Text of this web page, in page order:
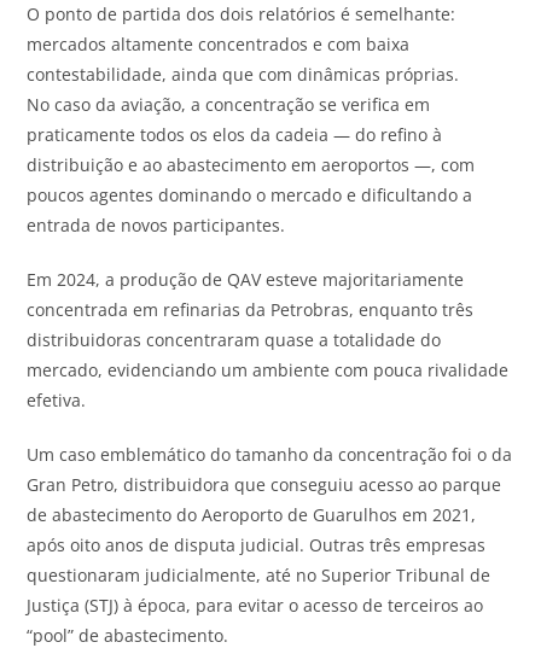
O ponto de partida dos dois relatórios é semelhante:
mercados altamente concentrados e com baixa
contestabilidade, ainda que com dinâmicas próprias.
No caso da aviação, a concentração se verifica em
praticamente todos os elos da cadeia — do refino à
distribuição e ao abastecimento em aeroportos —, com
poucos agentes dominando o mercado e dificultando a
entrada de novos participantes.
Em 2024, a produção de QAV esteve majoritariamente
concentrada em refinarias da Petrobras, enquanto três
distribuidoras concentraram quase a totalidade do
mercado, evidenciando um ambiente com pouca rivalidade
efetiva.
Um caso emblemático do tamanho da concentração foi o da
Gran Petro, distribuidora que conseguiu acesso ao parque
de abastecimento do Aeroporto de Guarulhos em 2021,
após oito anos de disputa judicial. Outras três empresas
questionaram judicialmente, até no Superior Tribunal de
Justiça (STJ) à época, para evitar o acesso de terceiros ao
“pool” de abastecimento.